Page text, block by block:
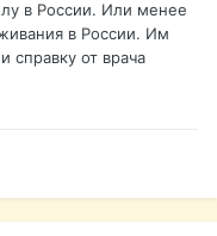
в России. Или менее
в России. Им
справку от врача